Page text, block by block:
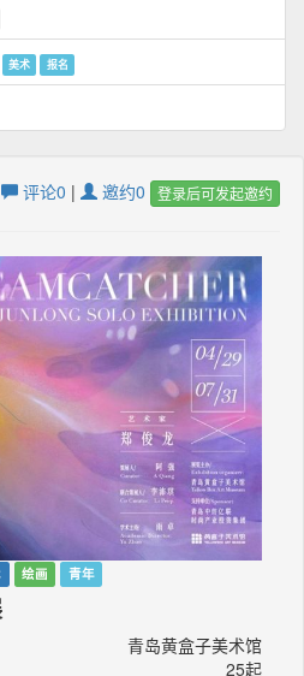
美术 报名
评论0 | 邀约0 登录后可发起邀约
绘画 青年
青岛黄盒子美术馆
25起